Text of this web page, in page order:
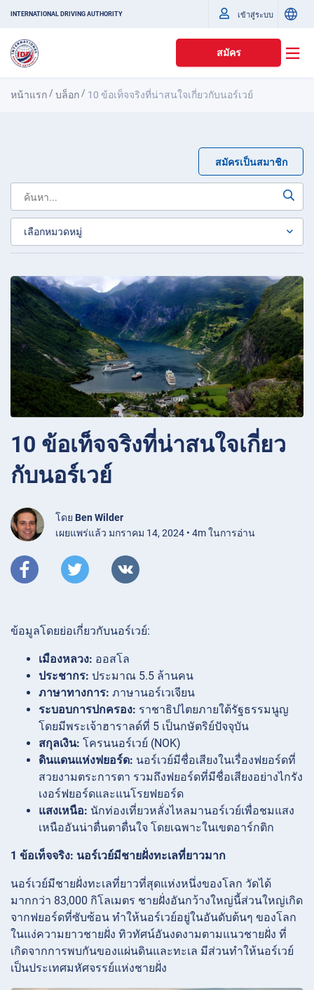
INTERNATIONAL DRIVING AUTHORITY เข้าสู่ระบบ
สมัคร
หน้าแรก /บล็อก / 10 ข้อเท็จจริงที่น่าสนใจเกี่ยวกับนอร์เวย์
สมัครเป็นสมาชิก
10 ข้อเท็จจริงที่น่าสนใจเกี่ยว
กับนอร์เวย์
โดย Ben Wilder
เผยแพร่แล้ว มกราคม 14, 2024 • 4m ในการอ่าน
ข้อมูลโดยย่อเกี่ยวกับนอร์เวย์:
เมืองหลวง: ออสโล
ประชากร: ประมาณ 5.5 ล้านคน
ภาษาทางการ: ภาษานอร์เวเจียน
ระบอบการปกครอง: ราชาธิปไตยภายใต้รัฐธรรมนูญ
โดยมีพระเจ้าฮาราลด์ที่ 5 เป็นกษัตริย์ปัจจุบัน
สกุลเงิน: โครนนอร์เวย์ (NOK)
ดินแดนแห่งฟยอร์ด: นอร์เวย์มีชื่อเสียงในเรื่องฟยอร์ดที่
สวยงามตระการตา รวมถึงฟยอร์ดที่มีชื่อเสียงอย่างไกรัง
เงอร์ฟยอร์ดและแนโรยฟยอร์ด
แสงเหนือ: นักท่องเที่ยวหลั่งไหลมานอร์เวย์เพื่อชมแสง
เหนืออันน่าตื่นตาตื่นใจ โดยเฉพาะในเขตอาร์กติก
1 ข้อเท็จจริง: นอร์เวย์มีชายฝั่งทะเลที่ยาวมาก
นอร์เวย์มีชายฝั่งทะเลที่ยาวที่สุดแห่งหนึ่งของโลก วัดได้
มากกว่า 83,000 กิโลเมตร ชายฝั่งอันกว้างใหญ่นี้ส่วนใหญ่เกิด
จากฟยอร์ดที่ซับซ้อน ทำให้นอร์เวย์อยู่ในอันดับต้นๆ ของโลก
ในแง่ความยาวชายฝั่ง ทิวทัศน์อันงดงามตามแนวชายฝั่ง ที่
เกิดจากการพบกันของแผ่นดินและทะเล มีส่วนทำให้นอร์เวย์
เป็นประเทศมหัศจรรย์แห่งชายฝั่ง